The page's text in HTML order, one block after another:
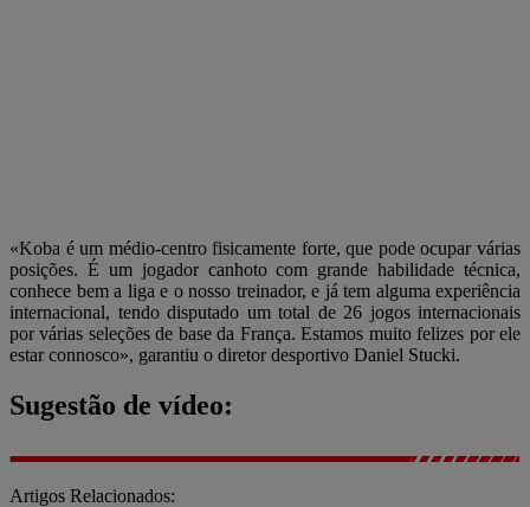
«Koba é um médio-centro fisicamente forte, que pode ocupar várias
posições. É um jogador canhoto com grande habilidade técnica,
conhece bem a liga e o nosso treinador, e já tem alguma experiência
internacional, tendo disputado um total de 26 jogos internacionais
por várias seleções de base da França. Estamos muito felizes por ele
estar connosco», garantiu o diretor desportivo Daniel Stucki.
Sugestão de vídeo:
Artigos Relacionados: